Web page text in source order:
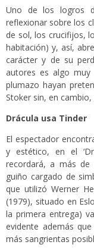
Uno de los logros
reflexionar sobre los
de sol, los crucifijos,
habitación) y, así,
carácter y de su
autores es algo
plumazo hayan
Stoker sin, en
Drácula usa Tinder
El espectador
y estético, en el
recordará, a más de
guiño cargado de
que utilizó Werner
(1979), situado en
la primera entrega)
evidente además
más sangrientas